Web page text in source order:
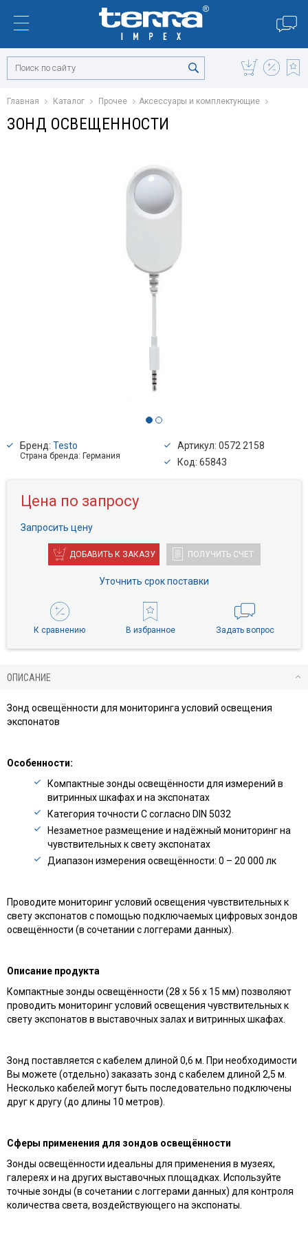
Главная Каталог Прочее Аксессуары и комплектующие
ЗОНД ОСВЕЩЕННОСТИ
Бренд: Testo
Страна бренда: Германия
Артикул: 0572 2158
Код: 65843
Цена по запросу
Запросить цену
ДОБАВИТЬ К ЗАКАЗУ ПОЛУЧИТЬ СЧЕТ
Уточнить срок поставки
К сравнению В избранное Задать вопрос
ОПИСАНИЕ
Зонд освещённости для мониторинга условий освещения
экспонатов
Особенности:
Компактные зонды освещённости для измерений в
витринных шкафах и на экспонатах
Категория точности C согласно DIN 5032
Незаметное размещение и надёжный мониторинг на
чувствительных к свету экспонатах
Диапазон измерения освещённости: 0 – 20 000 лк
Проводите мониторинг условий освещения чувствительных к
свету экспонатов с помощью подключаемых цифровых зондов
освещённости (в сочетании с логгерами данных).
Описание продукта
Компактные зонды освещённости (28 x 56 x 15 мм) позволяют
проводить мониторинг условий освещения чувствительных к
свету экспонатов в выставочных залах и витринных шкафах.
Зонд поставляется с кабелем длиной 0,6 м. При необходимости
Вы можете (отдельно) заказать зонд с кабелем длиной 2,5 м.
Несколько кабелей могут быть последовательно подключены
друг к другу (до длины 10 метров).
Сферы применения для зондов освещённости
Зонды освещённости идеальны для применения в музеях,
галереях и на других выставочных площадках. Используйте
точные зонды (в сочетании с логгерами данных) для контроля
количества света, воздействующего на экспонаты.